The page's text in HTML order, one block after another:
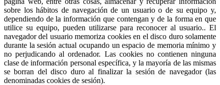
sobre los hábitos de navegación de un usuario o de su equipo y,
dependiendo de la información que contengan y de la forma en que
utilice su equipo, pueden utilizarse para reconocer al usuario.. El
navegador del usuario memoriza cookies en el disco duro solamente
durante la sesión actual ocupando un espacio de memoria mínimo y
no perjudicando al ordenador. Las cookies no contienen ninguna
clase de información personal específica, y la mayoría de las mismas
se borran del disco duro al finalizar la sesión de navegador (las
denominadas cookies de sesión).